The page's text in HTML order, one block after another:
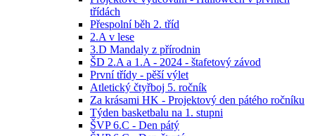
třídách
Přespolní běh 2. tříd
2.A v lese
3.D Mandaly z přírodnin
ŠD 2.A a 1.A - 2024 - štafetový závod
První třídy - pěší výlet
Atletický čtyřboj 5. ročník
Za krásami HK - Projektový den pátého ročníku
Týden basketbalu na 1. stupni
ŠVP 6.C - Den pátý